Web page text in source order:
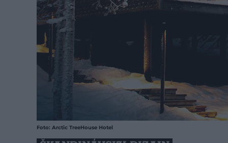
Foto: Arctic TreeHouse Hotel